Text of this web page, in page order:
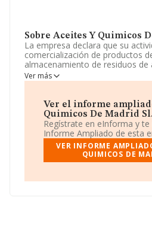
Sobre Aceites Y Quimicos
La empresa declara que su
comercialización de productos
almacenamiento de residuos de
cane 3811 y 4645. La empresa
Registro Mercantil como
de productos perfumería y
actividad de importación y/o
Su correo es
La compañíaAceites y
B87028569, se encuentra en
Ver más
Ver el informe
Quimicos De Madrid Sl.
Regístrate en eInforma y
Informe Ampliado de esta
VER INFORME
QUIMICOS DE